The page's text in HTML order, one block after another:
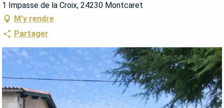
1 Impasse de la Croix, 24230 Montcaret
M'y rendre
Partager